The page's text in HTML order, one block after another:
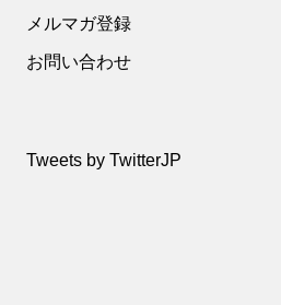
メルマガ登録
お問い合わせ
Tweets by TwitterJP